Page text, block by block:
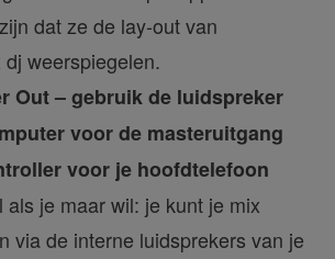
dat ze de lay-out van
weerspiegelen.
Out – gebruik de luidspreker
voor de masteruitgang
voor je hoofdtelefoon
als je maar wil: je kunt je mix
via de interne luidsprekers van je